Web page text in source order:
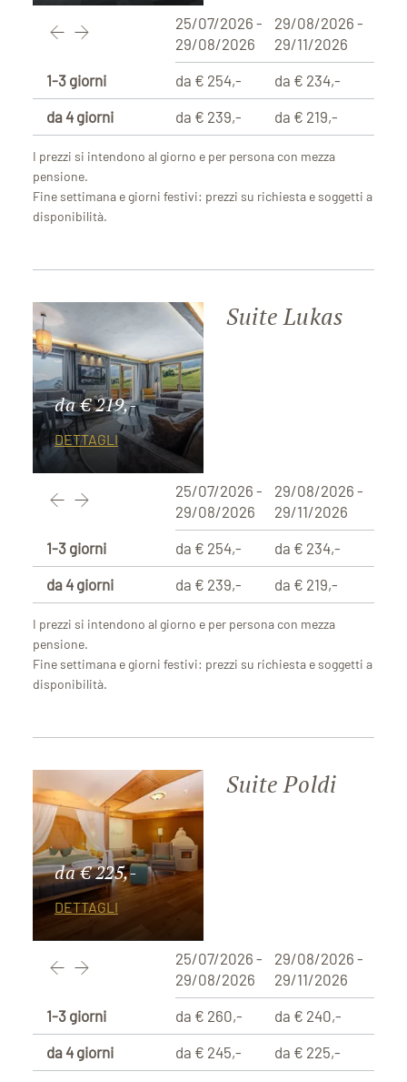
25/07/2026 -
29/08/2026
29/08/2026 -
29/11/2026
1-3 giorni
da 4 giorni
da € 254,-
da € 239,-
da € 234,-
da € 219,-
I prezzi si intendono al giorno e per persona con mezza
pensione.
Fine settimana e giorni festivi: prezzi su richiesta e soggetti a
disponibilità.
da € 219,-
DETTAGLI
Suite Lukas
25/07/2026 -
29/08/2026
29/08/2026 -
29/11/2026
1-3 giorni
da 4 giorni
da € 254,-
da € 239,-
da € 234,-
da € 219,-
I prezzi si intendono al giorno e per persona con mezza
pensione.
Fine settimana e giorni festivi: prezzi su richiesta e soggetti a
disponibilità.
da € 225,-
DETTAGLI
Suite Poldi
25/07/2026 -
29/08/2026
29/08/2026 -
29/11/2026
1-3 giorni
da 4 giorni
da € 260,-
da € 245,-
da € 240,-
da € 225,-